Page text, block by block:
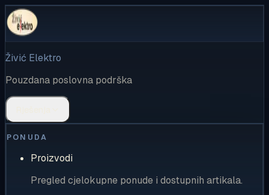
Živić Elektro
Pouzdana poslovna podrška
PONUDA
Proizvodi
Pregled cjelokupne ponude i dostupnih artikala.